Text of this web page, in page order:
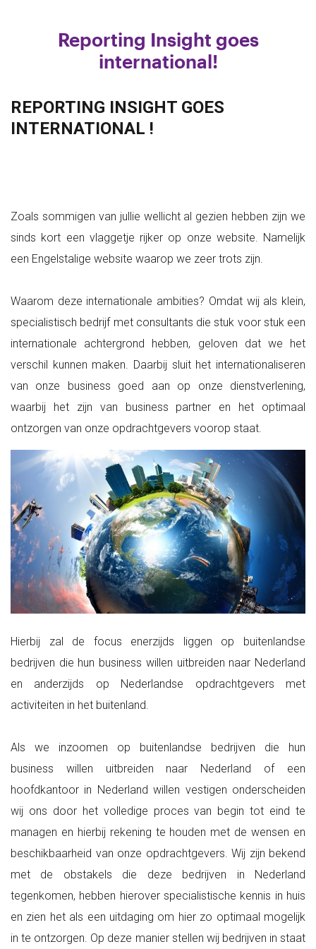
Reporting Insight goes
international!
REPORTING INSIGHT GOES
INTERNATIONAL !
Zoals sommigen van jullie wellicht al gezien hebben zijn we
sinds kort een vlaggetje rijker op onze website. Namelijk
een Engelstalige website waarop we zeer trots zijn.
Waarom deze internationale ambities? Omdat wij als klein,
specialistisch bedrijf met consultants die stuk voor stuk een
internationale achtergrond hebben, geloven dat we het
verschil kunnen maken. Daarbij sluit het internationaliseren
van onze business goed aan op onze dienstverlening,
waarbij het zijn van business partner en het optimaal
ontzorgen van onze opdrachtgevers voorop staat.
Hierbij zal de focus enerzijds liggen op buitenlandse
bedrijven die hun business willen uitbreiden naar Nederland
en anderzijds op Nederlandse opdrachtgevers met
activiteiten in het buitenland.
Als we inzoomen op buitenlandse bedrijven die hun
business willen uitbreiden naar Nederland of een
hoofdkantoor in Nederland willen vestigen onderscheiden
wij ons door het volledige proces van begin tot eind te
managen en hierbij rekening te houden met de wensen en
beschikbaarheid van onze opdrachtgevers. Wij zijn bekend
met de obstakels die deze bedrijven in Nederland
tegenkomen, hebben hierover specialistische kennis in huis
en zien het als een uitdaging om hier zo optimaal mogelijk
in te ontzorgen. Op deze manier stellen wij bedrijven in staat